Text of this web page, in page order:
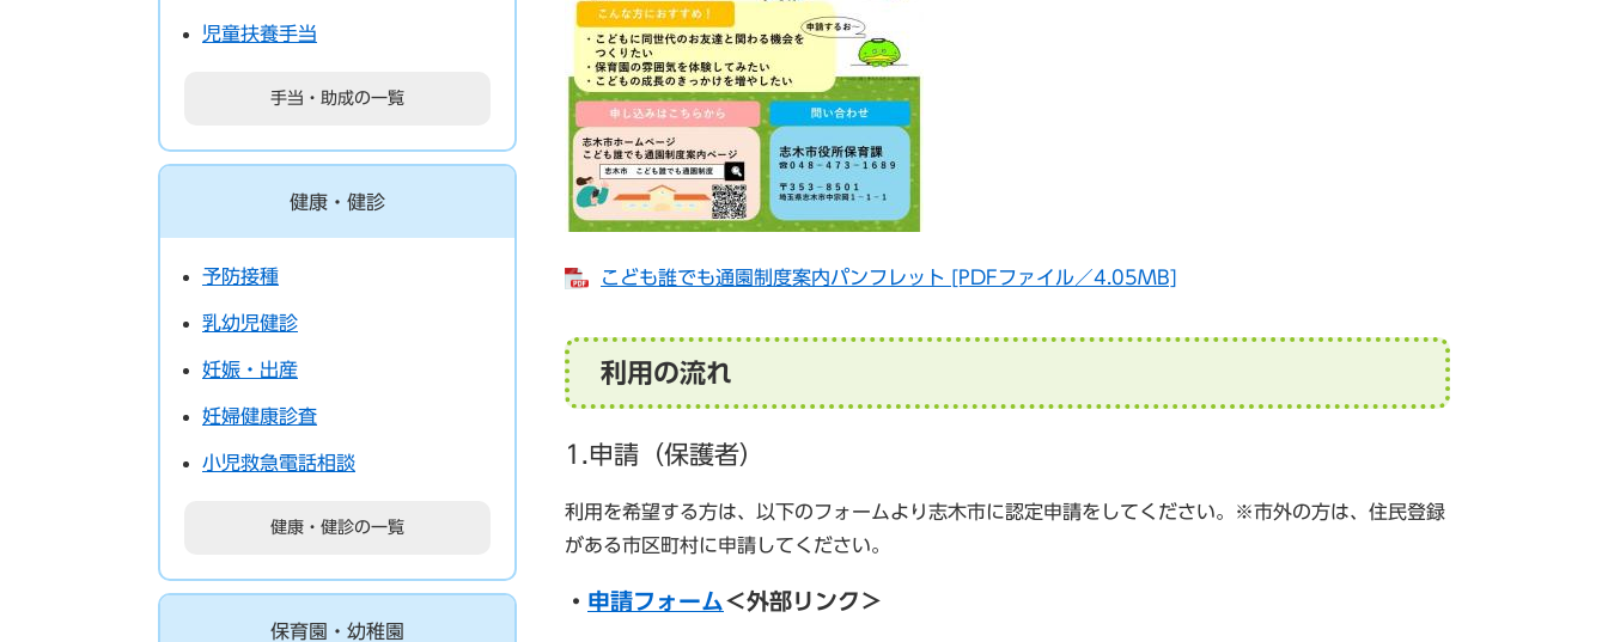
こども誰でも通園制度案内パンフレット [PDFファイル／4.05MB]
利用の流れ
1.申請（保護者）
利用を希望する方は、以下のフォームより志木市に認定申請をしてください。※市外の方は、住民登録
がある市区町村に申請してください。
・ 申請フォーム ＜外部リンク＞
児童扶養手当
手当・助成の一覧
健康・健診
予防接種
乳幼児健診
妊娠・出産
妊婦健康診査
小児救急電話相談
健康・健診の一覧
保育園・幼稚園